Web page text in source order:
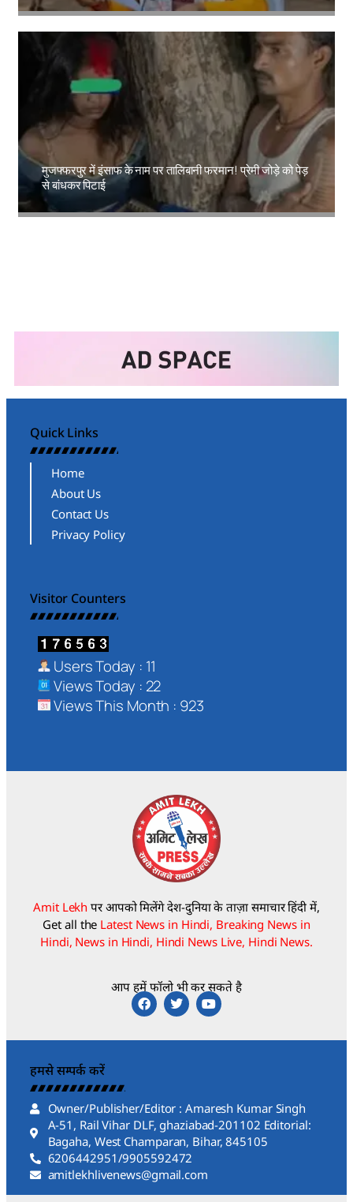
Amit Lekh
मुजफ्फरपुर में इंसाफ के नाम पर तालिबानी फरमान! प्रेमी जोड़े को पेड़
से बांधकर पिटाई
Amit Lekh
Quick Links
Home
About Us
Contact Us
Privacy Policy
Visitor Counters
Users Today : 11
Views Today : 22
Views This Month : 923
Amit Lekh पर आपको मिलेंगे देश-दुनिया के ताज़ा समाचार हिंदी में,
Get all the Latest News in Hindi, Breaking News in
Hindi, News in Hindi, Hindi News Live, Hindi News.
आप हमें फॉलो भी कर सकते है
हमसे सम्पर्क करें
Owner/Publisher/Editor : Amaresh Kumar Singh
A-51, Rail Vihar DLF, ghaziabad-201102 Editorial:
Bagaha, West Champaran, Bihar, 845105
6206442951/9905592472
amitlekhlivenews@gmail.com